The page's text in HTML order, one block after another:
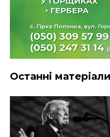
Останні матеріали